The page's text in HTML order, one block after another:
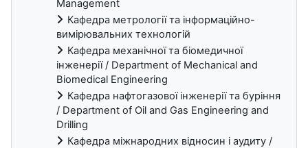
Management
Кафедра метрології та інформаційно-
вимірювальних технологій
Кафедра механічної та біомедичної
інженерії / Department of Mechanical and
Biomedical Engineering
Кафедра нафтогазової інженерії та буріння
/ Department of Oil and Gas Engineering and
Drilling
Кафедра міжнародних відносин і аудиту /